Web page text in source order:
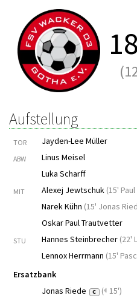
18
Aufstellung
TOR Jayden-Lee Müller
ABW
Linus Meisel
Luka Scharff
MIT Alexej Jewtschuk (15'
Narek Kühn (15' Jonas
Oskar Paul Trautvetter
STU Hannes Steinbrecher (22'
Lennox Herrmann (15'
Ersatzbank
Jonas Riede
C ( 15')